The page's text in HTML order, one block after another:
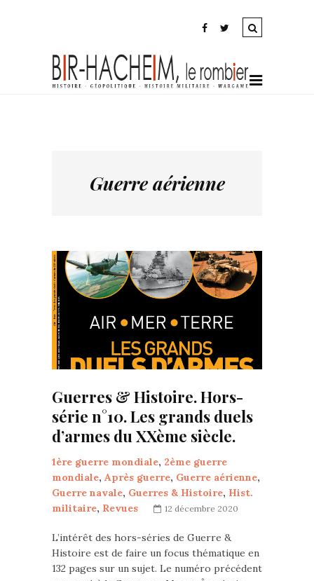
Guerre aérienne
Guerres & Histoire. Hors-
série n°10. Les grands duels
d’armes du XXème siècle.
1ère guerre mondiale, 2ème guerre
mondiale, Après guerre, Guerre aérienne,
Guerre navale, Guerres & Histoire, Hist.
militaire, Revues 12 décembre 2020
L’intérêt des hors-séries de Guerre &
Histoire est de faire un focus thématique en
132 pages sur un sujet. Le numéro précédent